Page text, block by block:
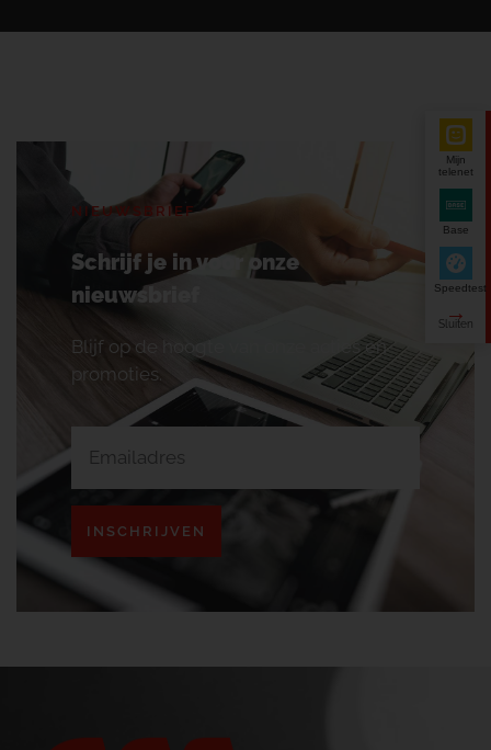
NIEUWSBRIEF
Schrijf je in voor onze
nieuwsbrief
Blijf op de hoogte van onze acties en
promoties.
INSCHRIJVEN
Mijn
telenet
Base
Speedtest